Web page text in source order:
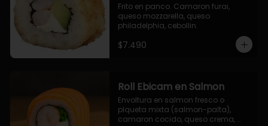
Frito en panco. Camaron furai,
queso mozzarella, queso
philadelphia, cebollin.
$7.490
Roll Ebicam en Salmon
Envoltura en salmon fresco o
plqueta mixta (salmon-palta),
camaron cocido, queso crema,